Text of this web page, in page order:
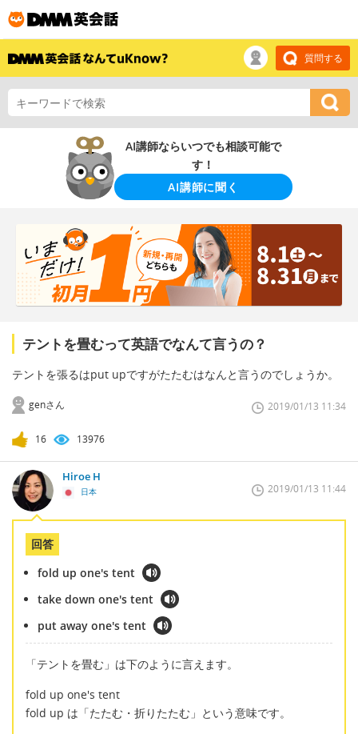
質問する
AI講師ならいつでも相談可能で
す！
AI講師に聞く
テントを畳むって英語でなんて言うの？
テントを張るはput upですがたたむはなんと言うのでしょうか。
genさん 2019/01/13 11:34
16 13976
Hiroe H
日本 2019/01/13 11:44
回答
fold up one's tent
take down one's tent
put away one's tent
「テントを畳む」は下のように言えます。
fold up one's tent
fold up は「たたむ・折りたたむ」という意味です。